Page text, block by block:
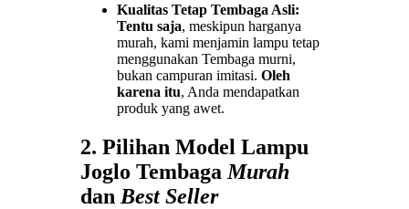
Kualitas Tetap Tembaga Asli:
Tentu saja, meskipun harganya
murah, kami menjamin lampu tetap
menggunakan Tembaga murni,
bukan campuran imitasi. Oleh
karena itu, Anda mendapatkan
produk yang awet.
2. Pilihan Model Lampu
Joglo Tembaga Murah
dan Best Seller